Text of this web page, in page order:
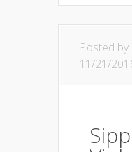
Posted by
11/21/